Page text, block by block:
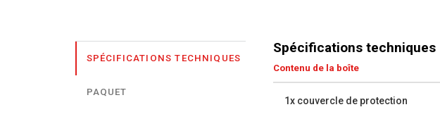
SPÉCIFICATIONS TECHNIQUES
PAQUET
Spécifications techniques
Contenu de la boîte
1x couvercle de protection